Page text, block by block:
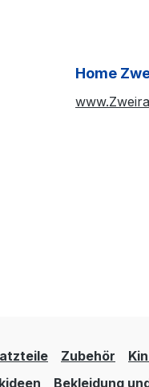
Home
Zubehör
Bekleidung